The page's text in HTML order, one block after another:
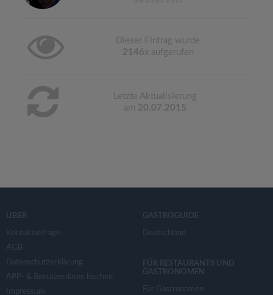
Dieser Eintrag wurde
2146x aufgerufen
Letzte Aktualisierung
am 20.07.2015
ÜBER
Kontaktanfrage
AGB
Datenschutzerklärung
APP- & Benutzerdaten löschen
Impressum
GASTROGUIDE
Deutschland
FÜR RESTAURANTS UND
GASTRONOMEN
Für Gastronomen